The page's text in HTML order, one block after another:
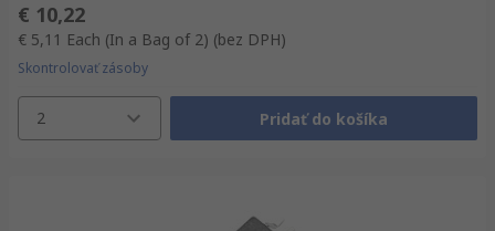
€ 10,22
€ 5,11 Each (In a Bag of 2) (bez DPH)
Skontrolovať zásoby
2 Pridať do košíka